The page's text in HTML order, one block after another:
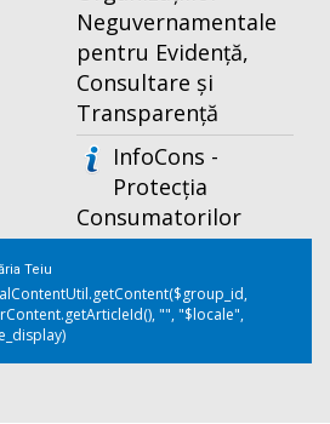
Neguvernamentale
pentru Evidență,
Consultare și
Transparență
InfoCons -
Protecția
Consumatorilor
Teiu
"", "$locale",